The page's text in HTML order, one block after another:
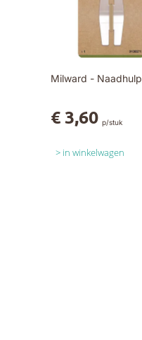
Milward - Naadhulp
€ 3,60 p/stuk
in winkelwagen